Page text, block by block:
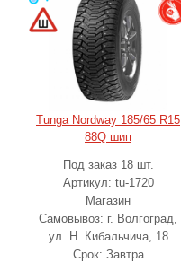
Tunga Nordway 185/65 R15
88Q шип
Под заказ 18 шт.
Артикул: tu-1720
Магазин
Самовывоз: г. Волгоград,
ул. Н. Кибальчича, 18
Срок: Завтра